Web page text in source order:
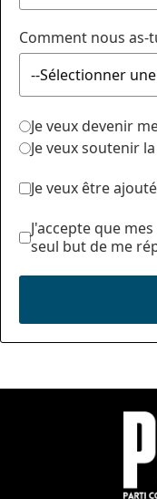
Comment nous as-
Je veux devenir
Je veux soutenir
Je veux être
J'accepte que
seul but de me